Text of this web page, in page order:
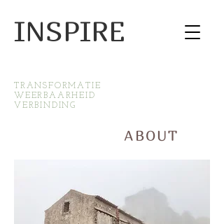
INSPIRE
TRANSFORMATIE
WEERBAARHEID
VERBINDING
ABOUT